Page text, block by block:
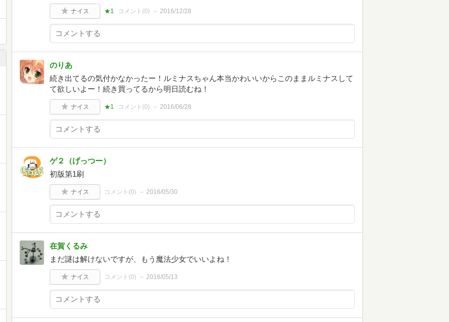
ナイス ★1 コメント(0) 2016/12/28
のりあ
続き出てるの気付かなかったー！ルミナスちゃん本当かわいいからこのままルミナスして
て欲しいよー！続き買ってるから明日読むね！
ナイス ★1 コメント(0) 2016/06/28
ゲ２（げっつー）
初版第1刷
ナイス コメント(0) 2016/05/30
在賀くるみ
まだ謎は解けないですが、もう魔法少女でいいよね！
ナイス コメント(0) 2016/05/13